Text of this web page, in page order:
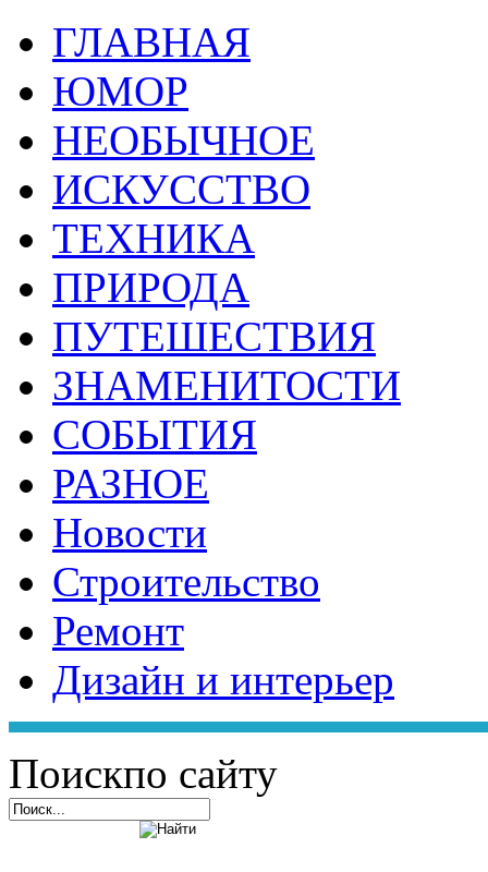
ГЛАВНАЯ
ЮМОР
НЕОБЫЧНОЕ
ИСКУССТВО
ТЕХНИКА
ПРИРОДА
ПУТЕШЕСТВИЯ
ЗНАМЕНИТОСТИ
СОБЫТИЯ
РАЗНОЕ
Новости
Строительство
Ремонт
Дизайн и интерьер
Поискпо сайту